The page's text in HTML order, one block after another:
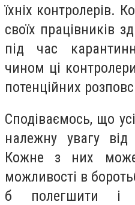
їхніх контролерів.
своїх працівників
під час
чином ці
потенційних
Сподіваємось, що
належну увагу від
Кожне з них може
можливості в
б полегшити і